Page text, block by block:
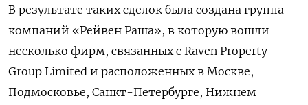
В результате таких сделок была создана группа
компаний «Рейвен Раша», в которую вошли
несколько фирм, связанных с Raven Property
Group Limited и расположенных в Москве,
Подмосковье, Санкт-Петербурге, Нижнем